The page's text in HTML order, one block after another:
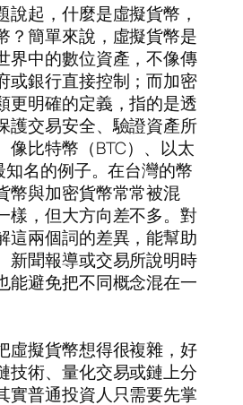
說起，什麼是虛擬貨幣，
？簡單來說，虛擬貨幣是
界中的數位資產，不像傳
或銀行直接控制；而加密
更明確的定義，指的是透
護交易安全、驗證資產所
像比特幣（BTC）、以太
知名的例子。在台灣的幣
幣與加密貨幣常常被混
樣，但大方向差不多。對
這兩個詞的差異，能幫助
新聞報導或交易所說明時
能避免把不同概念混在一
虛擬貨幣想得很複雜，好
技術、量化交易或鏈上分
實普通投資人只需要先掌